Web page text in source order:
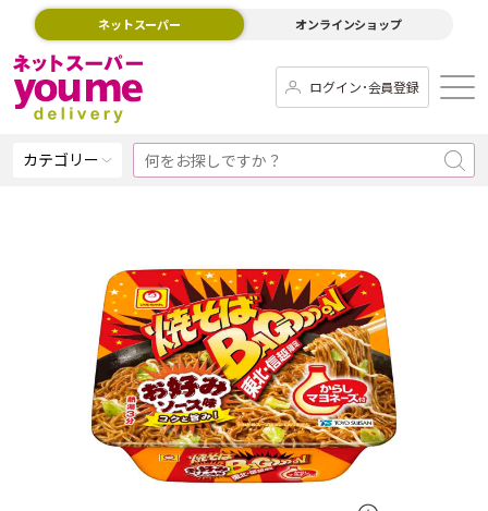
ネットスーパー オンラインショップ
ログイン･会員登録
カテゴリー